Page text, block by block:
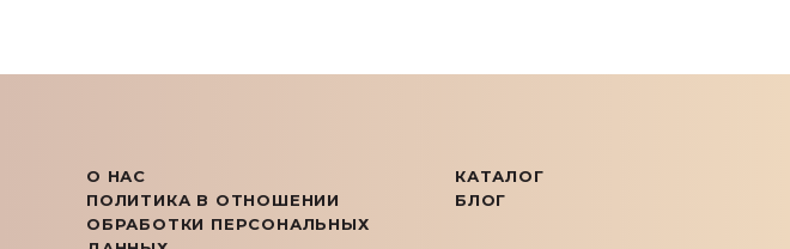
О НАС
ПОЛИТИКА В ОТНОШЕНИИ
ОБРАБОТКИ ПЕРСОНАЛЬНЫХ
КАТАЛОГ
БЛОГ